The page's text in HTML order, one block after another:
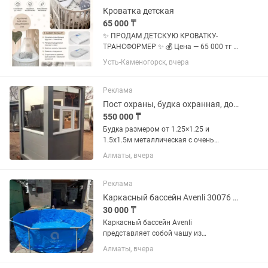
Кроватка детская
65 000 ₸
✨ ПРОДАМ ДЕТСКУЮ КРОВАТКУ-
ТРАНСФОРМЕР ✨ 💰 Цена — 65 000 тг В
стоимость входит полный комплект: 🥰
🛏️ Кроватка-трансформер 🎀 Балдахин
🛏️ Пододеяльник 🧺 2...
Усть-Каменогорск, вчера
Реклама
Пост охраны, будка охранная, домик охранника
550 000 ₸
Будка размером от 1.25×1.25 и
1.5х1.5м металлическая с очень
широким обзором по кругу утепленная.
Электричество проведенная. Лампа,
встроенный подоконник для...
Алматы, вчера
Реклама
Каркасный бассейн Avenli 30076 см 4383 л
30 000 ₸
Каркасный бассейн Avenli
представляет собой чашу из
поливинилхлорида, которая помещена
в прочный, жесткий, устойчивый
Алматы, вчера